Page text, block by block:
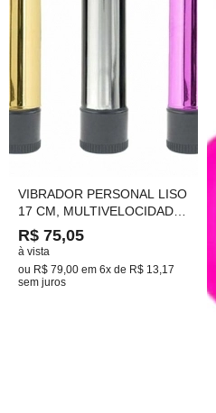
VIBRADOR PERSONAL LISO
17 CM, MULTIVELOCIDADE
ROSA PEROLADO
R$ 75,05
à vista
ou R$ 79,00 em 6x de R$ 13,17
sem juros